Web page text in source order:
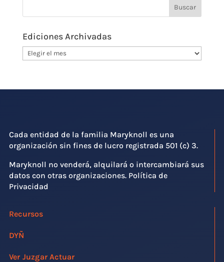
Ediciones Archivadas
Ediciones
Cada entidad de la familia Maryknoll es una
organización sin fines de lucro registrada 501 (c) 3.
Maryknoll no venderá, alquilará o intercambiará sus
datos con otras organizaciones. Política de
Privacidad
Recursos
DYÑ
Ver Juzgar Actuar